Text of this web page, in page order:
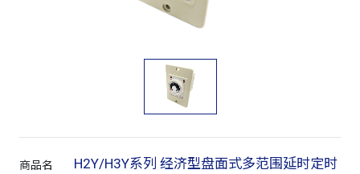
商品名
H2Y/H3Y系列 经济型盘面式多范围延时定时